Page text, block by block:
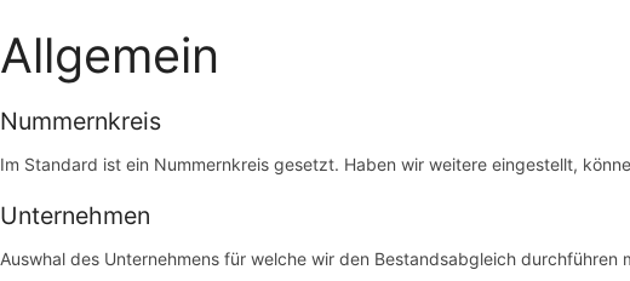
Allgemein
Nummernkreis
Im Standard ist ein Nummernkreis gesetzt. Haben wir weitere eingestellt,
Unternehmen
Auswhal des Unternehmens für welche wir den Bestandsabgleich durchführen